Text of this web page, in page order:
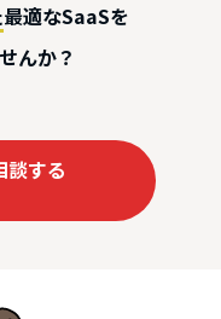
最適なSaaSを
んか？
談する